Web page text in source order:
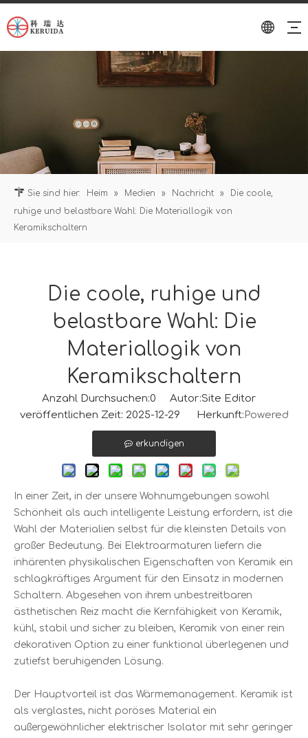
Sie sind hier: Heim » Medien » Nachricht »
Die coole,
ruhige und belastbare Wahl: Die Materiallogik von
Keramikschaltern
Die coole, ruhige und
belastbare Wahl: Die
Materiallogik von
Keramikschaltern
Anzahl Durchsuchen:0 Autor:Site Editor
veröffentlichen Zeit: 2025-12-29 Herkunft: Powered
erkundigen
In einer Zeit, in der unsere Wohnumgebungen sowohl
Schönheit als auch intelligente Leistung erfordern, ist die
Wahl der Materialien selbst für die kleinsten Details von
großer Bedeutung. Bei Elektroarmaturen liefern die
inhärenten physikalischen Eigenschaften von Keramik ein
schlagkräftiges Argument für den Einsatz in modernen
Schaltern. Abgesehen von ihrem unbestreitbaren
ästhetischen Reiz macht die Kernfähigkeit von Keramik,
kühl, stabil und sicher zu bleiben, Keramik von einer rein
dekorativen Option zu einer funktional überlegenen und
zutiefst beruhigenden Lösung.
Der Hauptvorteil ist das Wärmemanagement. Keramik ist
als verglastes, nicht poröses Material ein
außergewöhnlicher elektrischer Isolator mit sehr geringer